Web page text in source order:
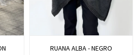
RUANA ALBA - NEGRO